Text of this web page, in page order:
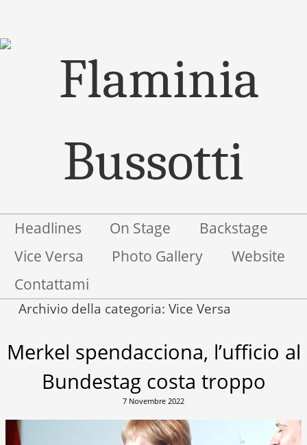
Menu
Salta il contenuto
Headlines On Stage
Backstage
Vice Versa
Photo Gallery
Website
Contattami
Archivio della categoria:Vice Versa
Merkel spendacciona, l’ufficio al
Bundestag costa troppo
7 Novembre 2022